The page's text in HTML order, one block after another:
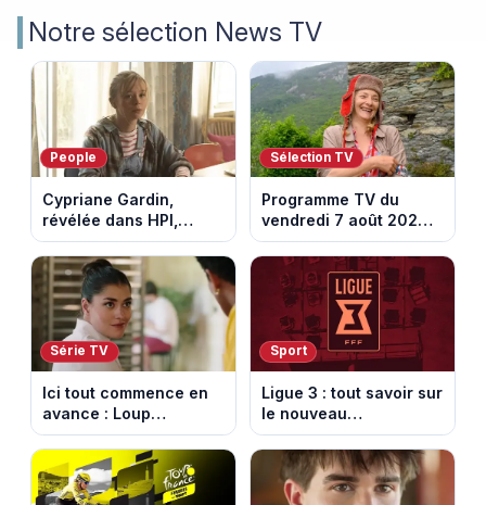
Notre sélection News TV
People
Cypriane Gardin,
révélée dans HPI,
lance une cagnotte
après des difficultés
financières
Sélection TV
Programme TV du
vendredi 7 août 2026 :
notre sélection pour
votre soirée télé
Série TV
Ici tout commence en
avance : Loup
découvre la trahison
de Bianca. Episode du
10 août 2026 (spoiler)
Sport
Ligue 3 : tout savoir sur
le nouveau
championnat qui
succède au National